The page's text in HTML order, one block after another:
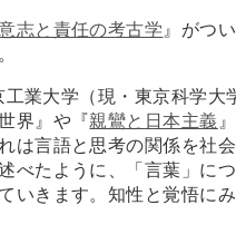
志と責任の考古学 』がつ
業大学（現・東京科学大
界』や『親鸞と日本主義
は言語と思考の関係を社
べたように、「言葉」に
いきます。知性と覚悟に